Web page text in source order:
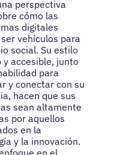
perspectiva
cómo las
digitales
vehículos para
social. Su estilo
y accesible, junto
para
y conectar con su
hacen que sus
sean altamente
por aquellos
en la
y la innovación.
en el